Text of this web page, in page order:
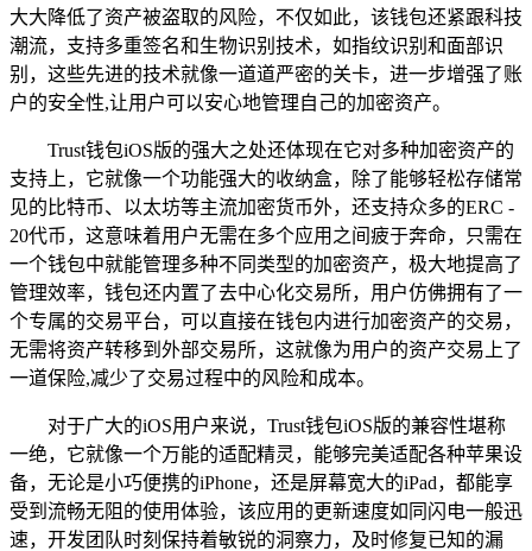
大大降低了资产被盗取的风险，不仅如此，该钱包还紧跟科技
潮流，支持多重签名和生物识别技术，如指纹识别和面部识
别，这些先进的技术就像一道道严密的关卡，进一步增强了账
户的安全性,让用户可以安心地管理自己的加密资产。
Trust钱包iOS版的强大之处还体现在它对多种加密资产的
支持上，它就像一个功能强大的收纳盒，除了能够轻松存储常
见的比特币、以太坊等主流加密货币外，还支持众多的ERC -
20代币，这意味着用户无需在多个应用之间疲于奔命，只需在
一个钱包中就能管理多种不同类型的加密资产，极大地提高了
管理效率，钱包还内置了去中心化交易所，用户仿佛拥有了一
个专属的交易平台，可以直接在钱包内进行加密资产的交易，
无需将资产转移到外部交易所，这就像为用户的资产交易上了
一道保险,减少了交易过程中的风险和成本。
对于广大的iOS用户来说，Trust钱包iOS版的兼容性堪称
一绝，它就像一个万能的适配精灵，能够完美适配各种苹果设
备，无论是小巧便携的iPhone，还是屏幕宽大的iPad，都能享
受到流畅无阻的使用体验，该应用的更新速度如同闪电一般迅
速，开发团队时刻保持着敏锐的洞察力，及时修复已知的漏